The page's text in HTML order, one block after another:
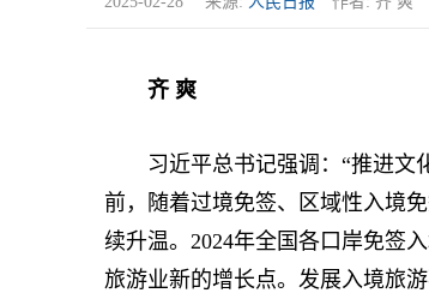
齐 爽
习近平总书记强调：“推进文化
前，随着过境免签、区域性入境
续升温。2024年全国各口岸免签
旅游业新的增长点。发展入境旅